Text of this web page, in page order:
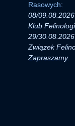
Rasowych:
08/
Klub
29/
Związek
Zapraszamy.